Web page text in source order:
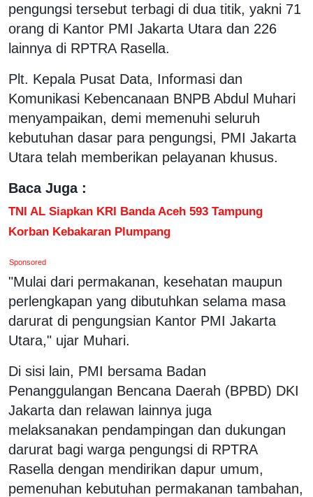
pengungsi tersebut terbagi di dua titik, yakni 71
orang di Kantor PMI Jakarta Utara dan 226
lainnya di RPTRA Rasella.
Plt. Kepala Pusat Data, Informasi dan
Komunikasi Kebencanaan BNPB Abdul Muhari
menyampaikan, demi memenuhi seluruh
kebutuhan dasar para pengungsi, PMI Jakarta
Utara telah memberikan pelayanan khusus.
Baca Juga :
TNI AL Siapkan KRI Banda Aceh 593 Tampung
Korban Kebakaran Plumpang
Sponsored
"Mulai dari permakanan, kesehatan maupun
perlengkapan yang dibutuhkan selama masa
darurat di pengungsian Kantor PMI Jakarta
Utara," ujar Muhari.
Di sisi lain, PMI bersama Badan
Penanggulangan Bencana Daerah (BPBD) DKI
Jakarta dan relawan lainnya juga
melaksanakan pendampingan dan dukungan
darurat bagi warga pengungsi di RPTRA
Rasella dengan mendirikan dapur umum,
pemenuhan kebutuhan permakanan tambahan,